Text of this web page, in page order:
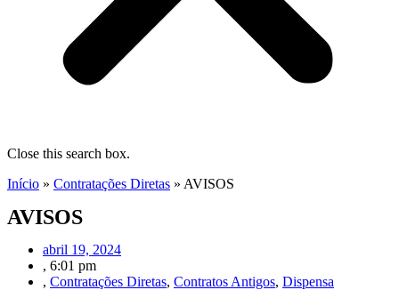
Close this search box.
Início » Contratações Diretas » AVISOS
AVISOS
abril 19, 2024
, 6:01 pm
, Contratações Diretas, Contratos Antigos, Dispensa